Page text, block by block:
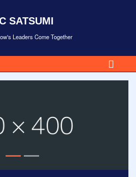
SATSUMI
Leaders Come Together